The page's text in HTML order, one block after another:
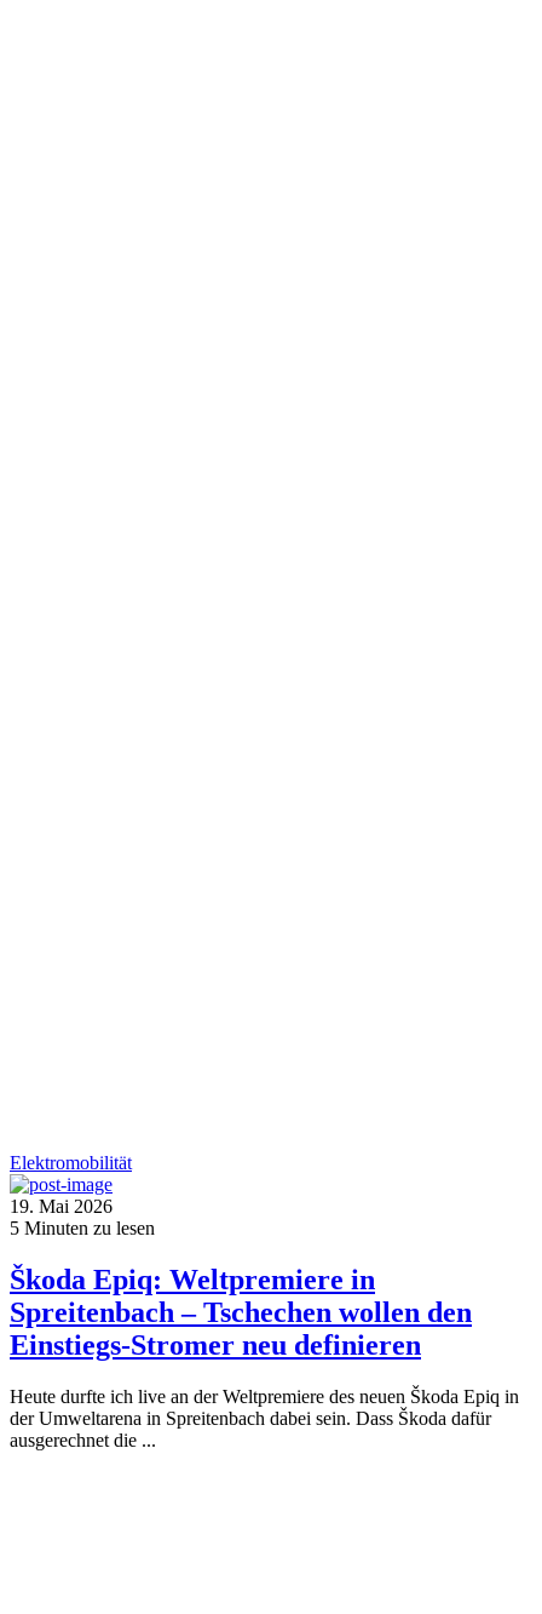
Elektromobilität
19. Mai 2026
5 Minuten zu lesen
Škoda Epiq: Weltpremiere in
Spreitenbach – Tschechen wollen den
Einstiegs-Stromer neu definieren
Heute durfte ich live an der Weltpremiere des neuen Škoda Epiq in
der Umweltarena in Spreitenbach dabei sein. Dass Škoda dafür
ausgerechnet die ...